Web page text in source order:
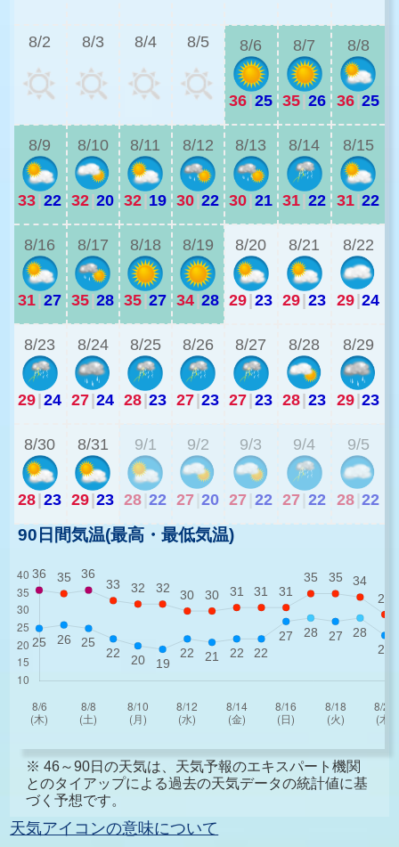
8/2 8/3 8/4 8/5 8/6
36 25
8/7
35 26
8/8
36 25
8/9
33 22
8/10
32 20
8/11
32 19
8/12
30 22
8/13
30 21
8/14
31 22
8/15
31 22
8/16
31 27
8/17
35 28
8/18
35 27
8/19
34 28
8/20
29 23
8/21
29 23
8/22
29 24
8/23
29 24
8/24
27 24
8/25
28 23
8/26
27 23
8/27
27 23
8/28
28 23
8/29
29 23
8/30
28 23
8/31
29 23
9/1
28 22
9/2
27 20
9/3
27 22
9/4
27 22
9/5
28 22
90日間気温(最高・最低気温)
※ 46～90日の天気は、天気予報のエキスパート機関
とのタイアップによる過去の天気データの統計値に基
づく予想です。
天気アイコンの意味について